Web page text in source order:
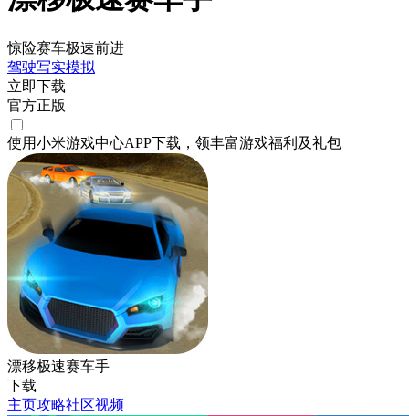
惊险赛车极速前进
驾驶写实模拟
立即下载
官方正版
使用小米游戏中心APP下载 ，领丰富游戏福利 及礼包
漂移极速赛车手
下载
主页攻略社区视频